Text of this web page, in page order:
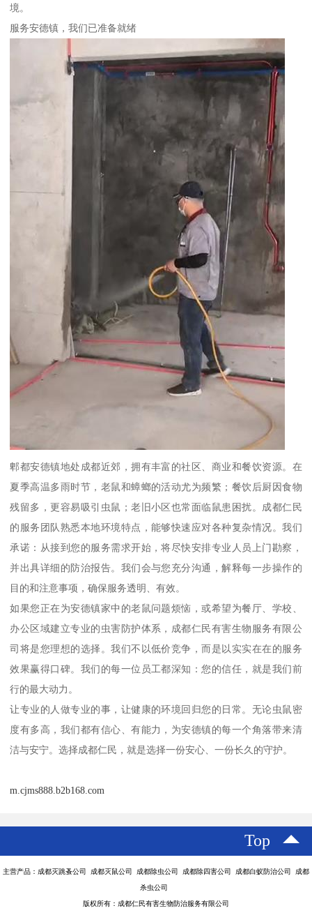
境。
服务安德镇，我们已准备就绪
郫都安德镇地处成都近郊，拥有丰富的社区、商业和餐饮资源。在
夏季高温多雨时节，老鼠和蟑螂的活动尤为频繁；餐饮后厨因食物
残留多，更容易吸引虫鼠；老旧小区也常面临鼠患困扰。成都仁民
的服务团队熟悉本地环境特点，能够快速应对各种复杂情况。我们
承诺：从接到您的服务需求开始，将尽快安排专业人员上门勘察，
并出具详细的防治报告。我们会与您充分沟通，解释每一步操作的
目的和注意事项，确保服务透明、有效。
如果您正在为安德镇家中的老鼠问题烦恼，或希望为餐厅、学校、
办公区域建立专业的虫害防护体系，成都仁民有害生物服务有限公
司将是您理想的选择。我们不以低价竞争，而是以实实在在的服务
效果赢得口碑。我们的每一位员工都深知：您的信任，就是我们前
行的最大动力。
让专业的人做专业的事，让健康的环境回归您的日常。无论虫鼠密
度有多高，我们都有信心、有能力，为安德镇的每一个角落带来清
洁与安宁。选择成都仁民，就是选择一份安心、一份长久的守护。
m.cjms888.b2b168.com
Top
主营产品：成都灭跳蚤公司 成都灭鼠公司 成都除虫公司 成都除四害公司 成都白蚁防治公司 成都
杀虫公司
版权所有：成都仁民有害生物防治服务有限公司